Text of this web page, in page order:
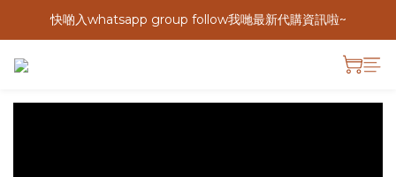
快啲入whatsapp group follow我哋最新代購資訊啦~